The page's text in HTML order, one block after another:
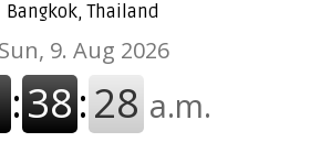
Bangkok, Thailand